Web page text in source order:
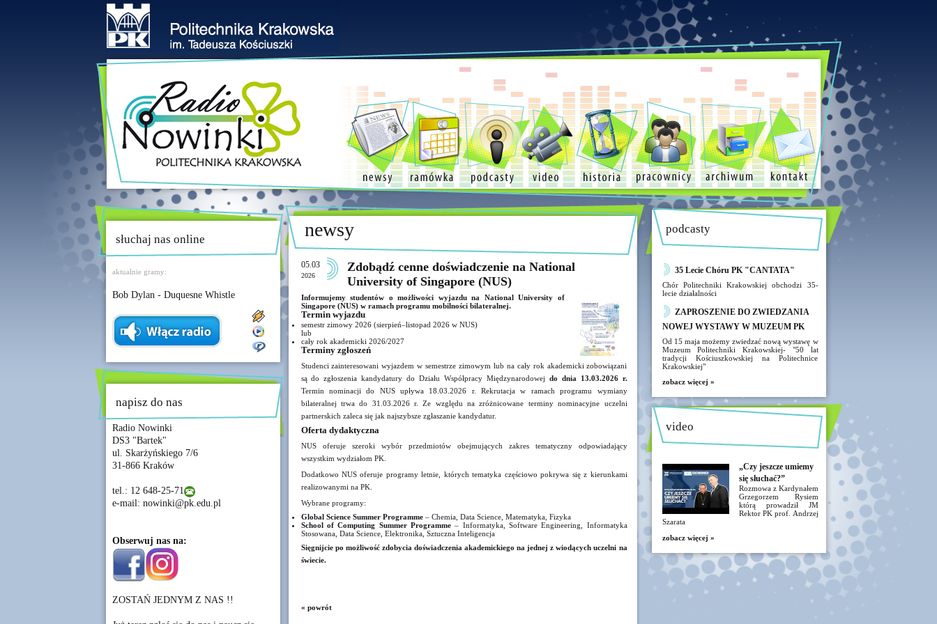
słuchaj nas online
aktualnie gramy:
Bob Dylan - Duquesne Whistle
napisz do nas
Radio Nowinki
DS3 "Bartek"
ul. Skarżyńskiego 7/6
31-866 Kraków
tel.: 12 648-25-71
e-mail: nowinki@pk.edu.pl
Obserwuj nas na:
ZOSTAŃ JEDNYM Z NAS !!
newsy
05.03
2026
Zdobądź cenne doświadczenie na National
University of Singapore (NUS)
Informujemy studentów o możliwości wyjazdu na National University of
Singapore (NUS) w ramach programu mobilności bilateralnej.
Termin wyjazdu
semestr zimowy 2026 (sierpień–listopad 2026 w NUS)
lub
cały rok akademicki 2026/2027
Terminy zgłoszeń
Studenci zainteresowani wyjazdem w semestrze zimowym lub na cały rok akademicki zobowiązani
są do zgłoszenia kandydatury do Działu Współpracy Międzynarodowej do dnia 13.03.2026 r.
Termin nominacji do NUS upływa 18.03.2026 r. Rekrutacja w ramach programu wymiany
bilateralnej trwa do 31.03.2026 r. Ze względu na zróżnicowane terminy nominacyjne uczelni
partnerskich zaleca się jak najszybsze zgłaszanie kandydatur.
Oferta dydaktyczna
NUS oferuje szeroki wybór przedmiotów obejmujących zakres tematyczny odpowiadający
wszystkim wydziałom PK.
Dodatkowo NUS oferuje programy letnie, których tematyka częściowo pokrywa się z kierunkami
realizowanymi na PK.
Wybrane programy:
Global Science Summer Programme – Chemia, Data Science, Matematyka, Fizyka
School of Computing Summer Programme– Informatyka, Software Engineering, Informatyka
Stosowana, Data Science, Elektronika, Sztuczna Inteligencja
Sięgnijcie po możliwość zdobycia doświadczenia akademickiego na jednej z wiodących uczelni na
świecie.
« powrót
podcasty
35 Lecie Chóru PK "CANTATA"
Chór Politechniki Krakowskiej obchodzi 35-
lecie działalności
ZAPROSZENIE DO ZWIEDZANIA
NOWEJ WYSTAWY W MUZEUM PK
Od 15 maja możemy zwiedzać nową wystawę w
Muzeum Politechniki Krakowskiej- "50 lat
tradycji Kościuszkowskiej na Politechnice
Krakowskiej"
zobacz więcej »
video
„Czy jeszcze umiemy
się słuchać?”
Rozmowa z Kardynałem
Grzegorzem Rysiem
którą prowadził JM
Rektor PK prof. Andrzej
Szarata
zobacz więcej »